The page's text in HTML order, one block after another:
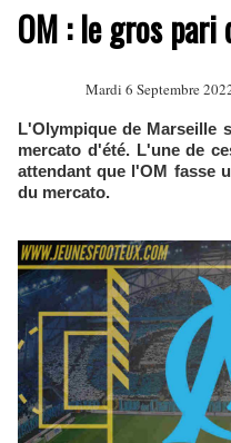
OM : le gros
Mardi 6 Septembre
L'Olympique de Marseille
mercato d'été. L'une de
attendant que l'OM fasse
du mercato.